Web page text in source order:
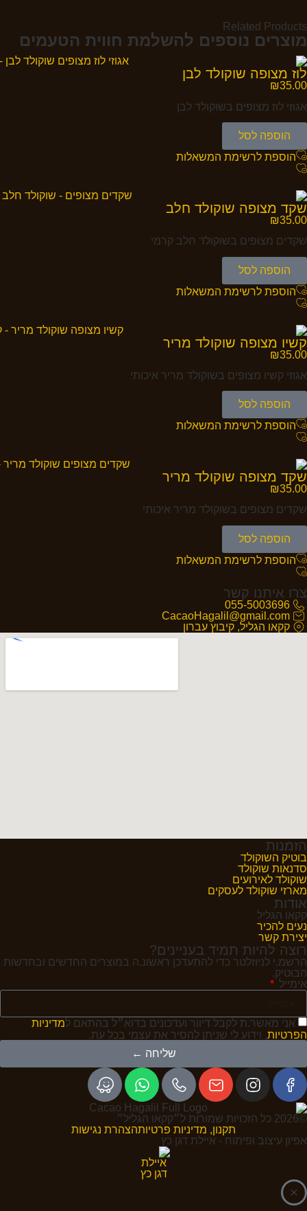
Related Products
מוצרים נוספים להשלמת חווית הטעמים
לוז מצופה שוקולד לבן
₪35.00
אגוזי לוז מצופים בשוקולד לבן
הוספה לסל
הוספת לרשימת המשאלות
שקד מצופה שוקולד חלב
₪35.00
שקדים מצופים בשוקולד חלב קרמי
הוספה לסל
הוספת לרשימת המשאלות
קשיו מצופה שוקולד מריר
₪35.00
אגוזי קשיו מצופים בשוקולד מריר איכותי
הוספה לסל
הוספת לרשימת המשאלות
שקד מצופה שוקולד מריר
₪35.00
שקדים מצופים בשוקולד מריר איכותי
הוספה לסל
הוספת לרשימת המשאלות
צרו איתנו קשר
055-5003696
CacaoHagalil@gmail.com
קקאו הגליל, קיבוץ עברון
הזמנות
בוטיק השוקולד
סדנאות שוקולד
שוקולד לאירועים
מארזי שוקולד לעסקים
אודות
קקאו הגליל
נעים להכיר
יצירת קשר
רוצה להיות תמיד בעניינים?
הרשמ.י לניוזלטר כדי להתעדכן ראשונ.ה במוצרים החדשים ובחדשות
הבוטיק.
אימייל
אני מאשר.ת לקבל דיוור ועדכונים בדוא״ל בהתאם למדיניות
הפרטיות , וידוע לי שניתן להסיר את עצמי בכל עת.
שליחה ←
©2026 כל הזכויות שמורות ל״קקאו הגליל״
תקנון, מדיניות פרטיותהצהרת נגישות
אפיון עיצוב ופיתוח - איילת דגן כץ